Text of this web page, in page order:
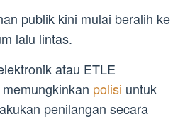
publik kini mulai beralih ke
lalu lintas.
atau ETLE
polisi untuk
penilangan secara